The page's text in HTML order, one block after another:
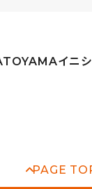
イニシ
PAGE